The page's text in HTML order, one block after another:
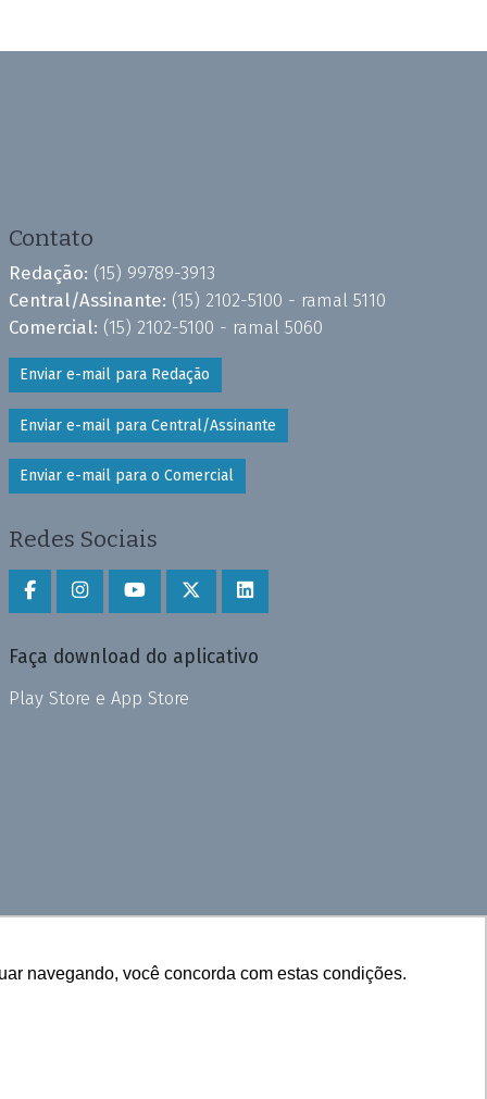
navegando, você concorda com estas condições.
Contato
Redação: (15) 99789-3913
Central/Assinante: (15) 2102-5100 - ramal 5110
Comercial: (15) 2102-5100 - ramal 5060
Enviar e-mail para Redação
Enviar e-mail para Central/Assinante
Enviar e-mail para o Comercial
Redes Sociais
Faça download do aplicativo
Play Store e App Store